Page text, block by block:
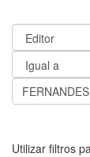
Utilizar filtros